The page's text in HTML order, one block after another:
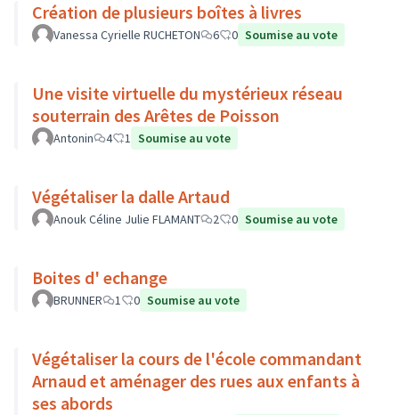
Création de plusieurs boîtes à livres
Vanessa Cyrielle RUCHETON 6 0 Soumise au vote
Une visite virtuelle du mystérieux réseau
souterrain des Arêtes de Poisson
Antonin 4 1 Soumise au vote
Végétaliser la dalle Artaud
Anouk Céline Julie FLAMANT 2 0 Soumise au vote
Boites d' echange
BRUNNER 1 0 Soumise au vote
Végétaliser la cours de l'école commandant
Arnaud et aménager des rues aux enfants à
ses abords